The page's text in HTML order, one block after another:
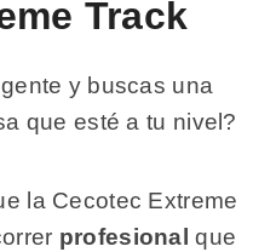
Track
y buscas una
que esté a tu nivel?
la Cecotec Extreme
profesional que